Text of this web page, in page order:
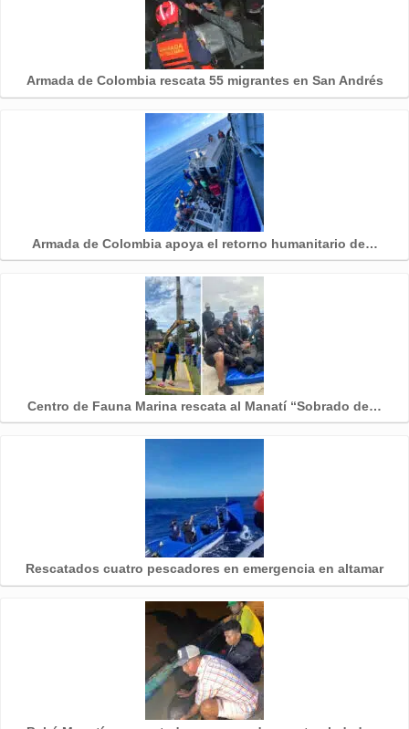
Armada de Colombia rescata 55 migrantes en San Andrés
Armada de Colombia apoya el retorno humanitario de…
Centro de Fauna Marina rescata al Manatí “Sobrado de…
Rescatados cuatro pescadores en emergencia en altamar